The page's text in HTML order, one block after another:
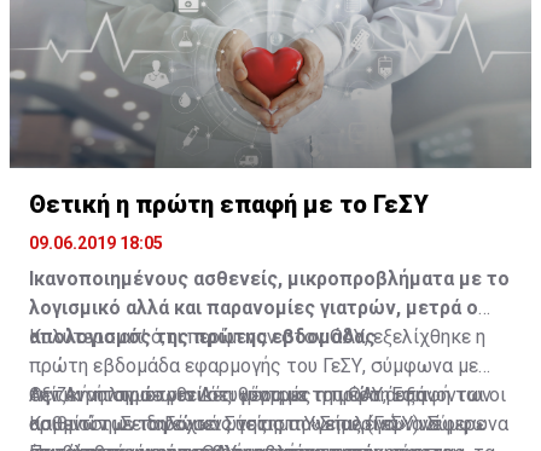
Θετική η πρώτη επαφή με το ΓεΣΥ
09.06.2019 18:05
Ικανοποιημένους ασθενείς, μικροπροβλήματα με το
λογισμικό αλλά και παρανομίες γιατρών, μετρά ο
απολογισμός της πρώτης εβδομάδας
Θετική ήταν σε γενικές γραμμές η πρώτη επαφή των
ασθενών με το Γενικό Σύστημα Υγείας (ΓεΣΥ). Σύμφωνα
Καλύτερα απ’ ό,τι περίμεναν στον ΟΑΥ, εξελίχθηκε η
πρώτη εβδομάδα εφαρμογής του ΓεΣΥ, σύμφωνα με
την Αναπληρώτρια Διευθύντρια του ΟΑΥ, Έφη
Καμμίτση. Σε δηλώσεις της στη «Σημερινή» ανέφερε
Αξίζει να σημειωθεί ότι μέρα με τη μέρα αυξάνονται οι
αριθμοί των παρόχων υγείας που επιλέγουν να